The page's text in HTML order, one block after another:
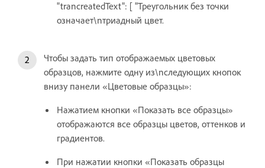
"trancreatedText": [ "Треугольник без точки
означает\nтриадный цвет.
Чтобы задать тип отображаемых цветовых
образцов, нажмите одну из\nследующих кнопок
внизу панели «Цветовые образцы»:
Нажатием кнопки «Показать все образцы»
отображаются все образцы цветов, оттенков и
градиентов.
При нажатии кнопки «Показать образцы